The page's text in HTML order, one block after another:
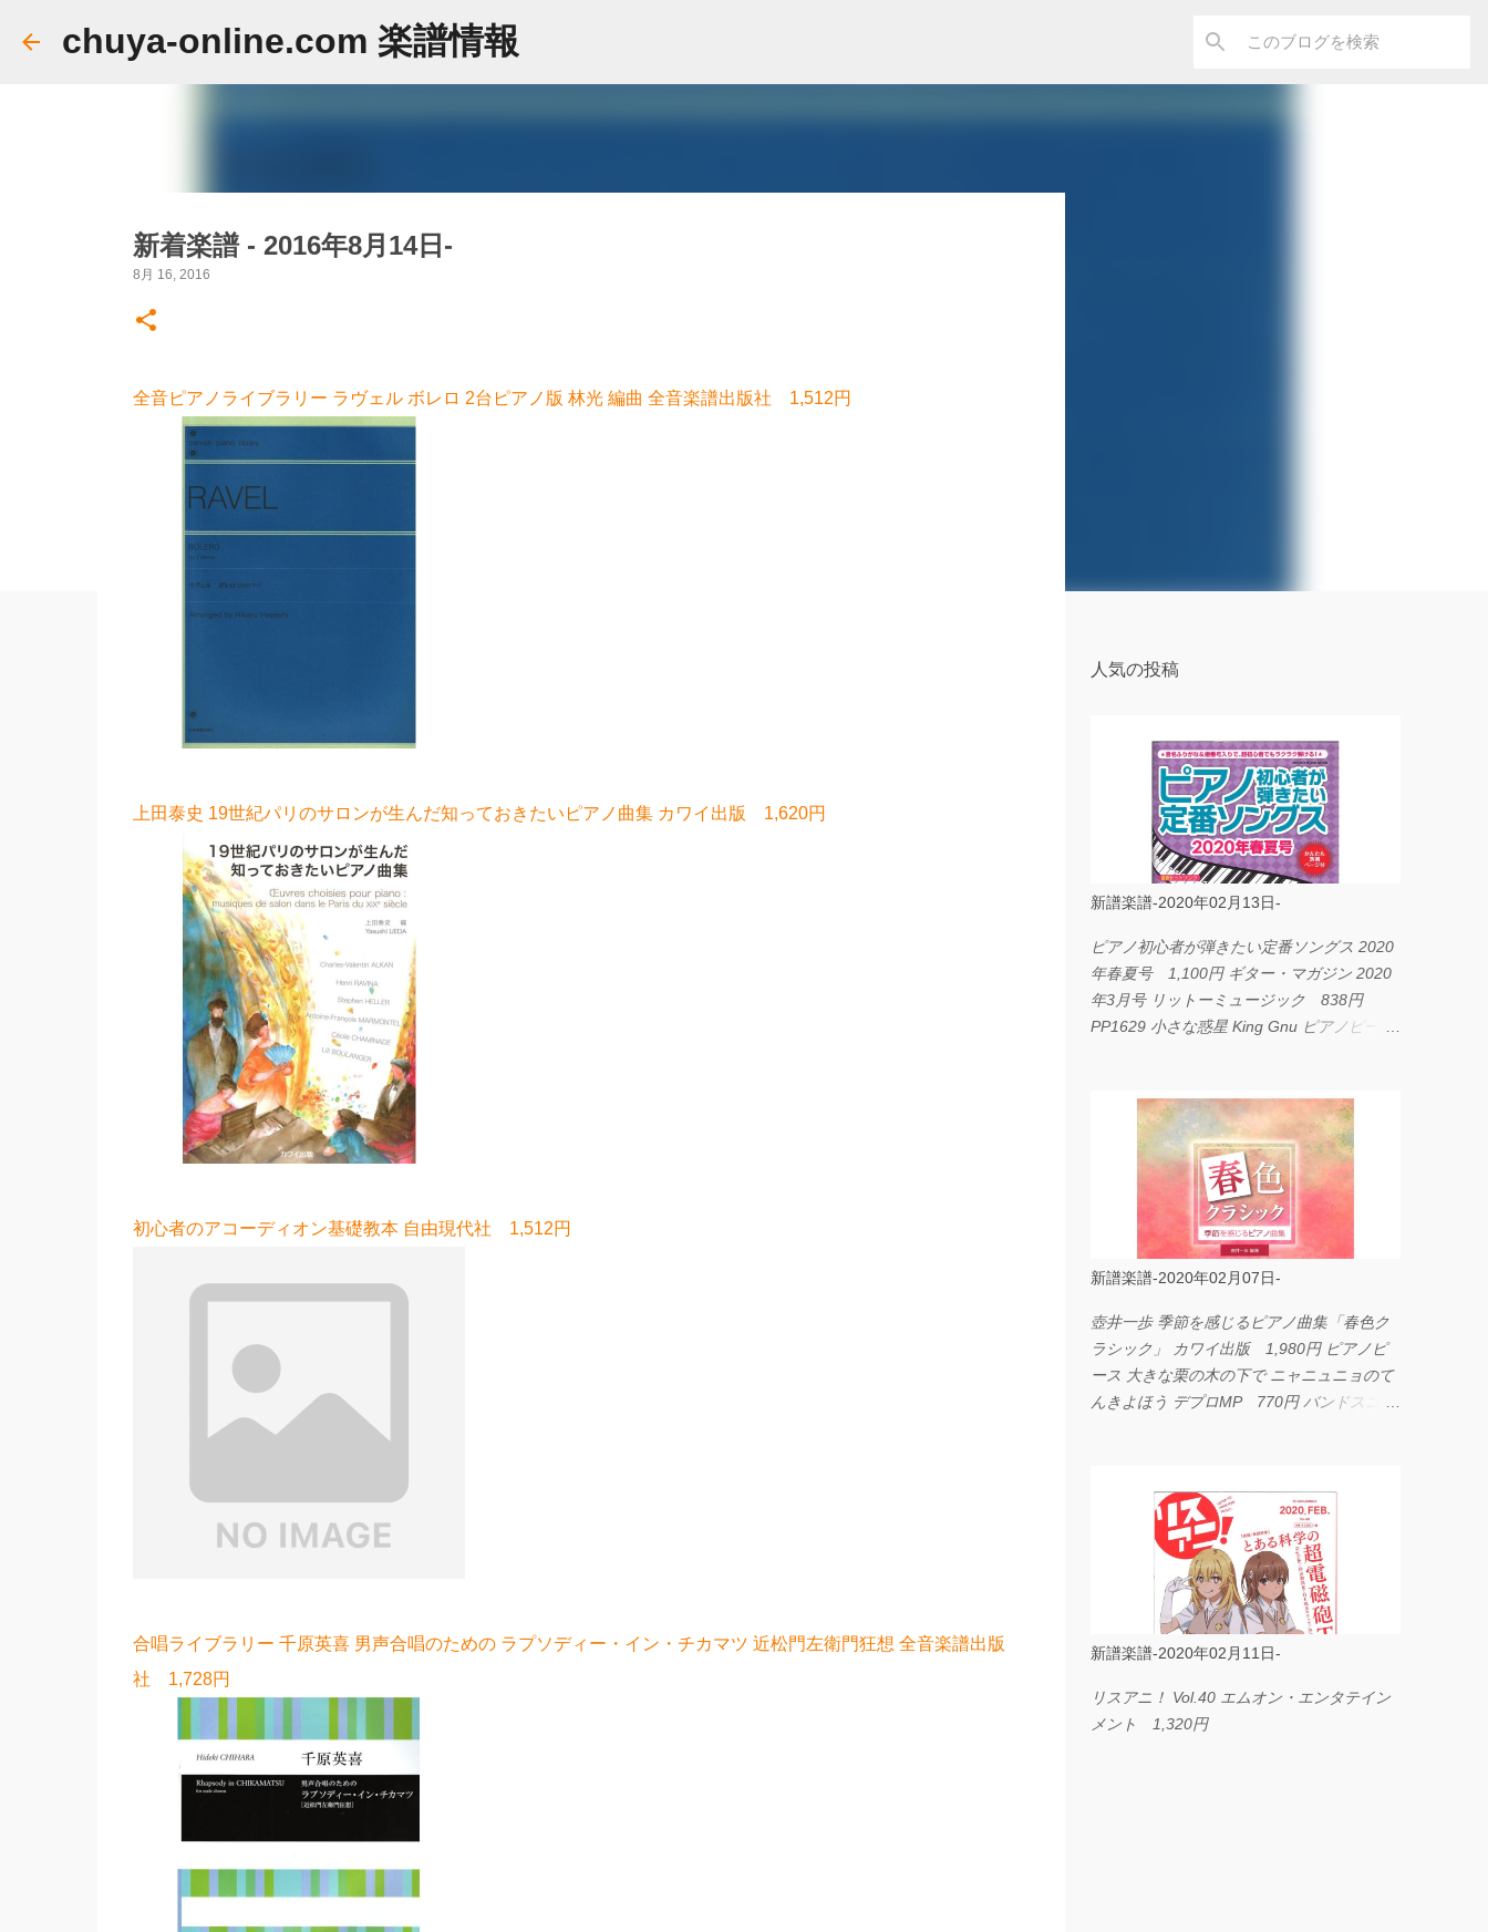
chuya-online.com 楽譜情報
新着楽譜 - 2016年8月14日-
8月 16, 2016
全音ピアノライブラリー ラヴェル ボレロ 2台ピアノ版 林光 編曲 全音楽譜出版社 1,512円
上田泰史 19世紀パリのサロンが生んだ知っておきたいピアノ曲集 カワイ出版 1,620円
初心者のアコーディオン基礎教本 自由現代社 1,512円
合唱ライブラリー 千原英喜 男声合唱のための ラプソディー・イン・チカマツ 近松門左衛門狂想 全音楽譜出版
社 1,728円
人気の投稿
新譜楽譜-2020年02月13日-
ピアノ初心者が弾きたい定番ソングス 2020
年春夏号 1,100円 ギター・マガジン 2020
年3月号 リットーミュージック 838円
PP1629 小さな惑星 King Gnu ピアノピース
LOVE... Official髭男dism バンドピース フェ
アリー 825円
新譜楽譜-2020年02月07日-
壺井一歩 季節を感じるピアノ曲集「春色ク
ラシック」 カワイ出版 1,980円 ピアノピ
ース 大きな栗の木の下で ニャニュニョのて
んきよほう デプロMP 770円 バンドスコア
ス I LOVE．．． Official髭男dism やさしく
弾ける ピアノピース フェアリー 660円
BP2225 Kingdom of the Heavens 春畑道哉
バンドピース フェアリー 825円
新譜楽譜-2020年02月11日-
リスアニ！ Vol.40 エムオン・エンタテイン
メント 1,320円